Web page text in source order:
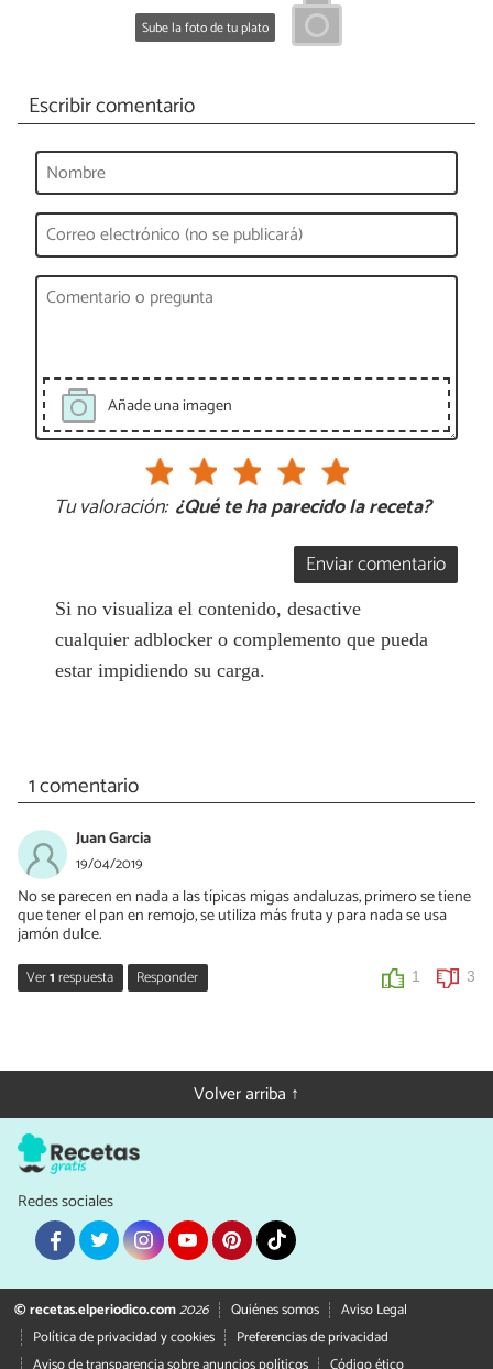
Sube la foto de tu plato
Escribir comentario
Añade una imagen
Tu valoración: ¿Qué te ha parecido la receta?
Enviar comentario
Si no visualiza el contenido, desactive
cualquier adblocker o complemento que pueda
estar impidiendo su carga.
1 comentario
Juan Garcia
19/04/2019
No se parecen en nada a las típicas migas andaluzas, primero se tiene
que tener el pan en remojo, se utiliza más fruta y para nada se usa
jamón dulce.
Ver1respuesta Responder 1 3
hola juan tal vez eres un purista, pero no sera igual que la pizza y
cada quien tiene su receta?Volver arriba ↑
Redes sociales
© recetas.elperiodico.com2026 Quiénes somos
Aviso Legal
Política de privacidad y cookies
Preferencias de privacidad